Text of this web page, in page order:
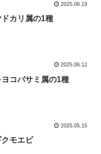
2025.06.19
カリ属の1種
2025.06.12
ヨコバサミ属の1種
2025.05.15
モエビ